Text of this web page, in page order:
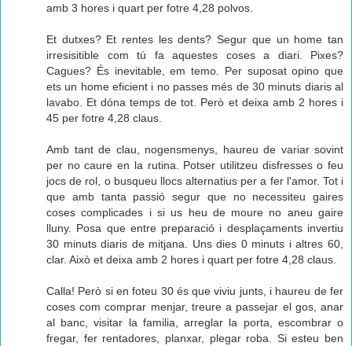
amb 3 hores i quart per fotre 4,28 polvos.
Et dutxes? Et rentes les dents? Segur que un home tan
irresisitible com tú fa aquestes coses a diari. Pixes?
Cagues? És inevitable, em temo. Per suposat opino que
ets un home eficient i no passes més de 30 minuts diaris al
lavabo. Et dóna temps de tot. Però et deixa amb 2 hores i
45 per fotre 4,28 claus.
Amb tant de clau, nogensmenys, haureu de variar sovint
per no caure en la rutina. Potser utilitzeu disfresses o feu
jocs de rol, o busqueu llocs alternatius per a fer l'amor. Tot i
que amb tanta passió segur que no necessiteu gaires
coses complicades i si us heu de moure no aneu gaire
lluny. Posa que entre preparació i desplaçaments invertiu
30 minuts diaris de mitjana. Uns dies 0 minuts i altres 60,
clar. Això et deixa amb 2 hores i quart per fotre 4,28 claus.
Calla! Però si en foteu 30 és que viviu junts, i haureu de fer
coses com comprar menjar, treure a passejar el gos, anar
al banc, visitar la familia, arreglar la porta, escombrar o
fregar, fer rentadores, planxar, plegar roba. Si esteu ben